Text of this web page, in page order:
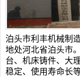
泊头市利丰机械制
地处河北省泊头市
台、 机床铸件、 大
稳定、使用寿命长